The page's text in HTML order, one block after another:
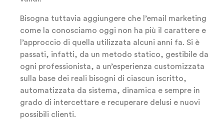
Bisogna tuttavia aggiungere che l’email marketing
come la conosciamo oggi non ha più il carattere e
l’approccio di quella utilizzata alcuni anni fa. Si è
passati, infatti, da un metodo statico, gestibile da
ogni professionista, a un’esperienza customizzata
sulla base dei reali bisogni di ciascun iscritto,
automatizzata da sistema, dinamica e sempre in
grado di intercettare e recuperare delusi e nuovi
possibili clienti.